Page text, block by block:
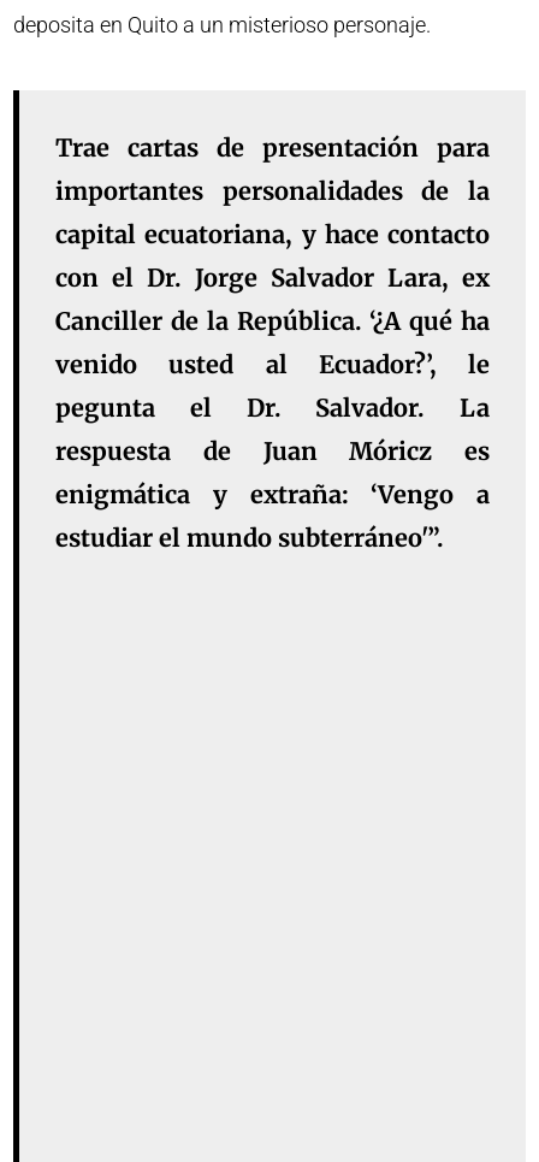
deposita en Quito a un misterioso personaje.
Trae cartas de presentación para
importantes personalidades de la
capital ecuatoriana, y hace contacto
con el Dr. Jorge Salvador Lara, ex
Canciller de la República. ‘¿A qué ha
venido usted al Ecuador?’, le
pegunta el Dr. Salvador. La
respuesta de Juan Móricz es
enigmática y extraña: ‘Vengo a
estudiar el mundo subterráneo'”.